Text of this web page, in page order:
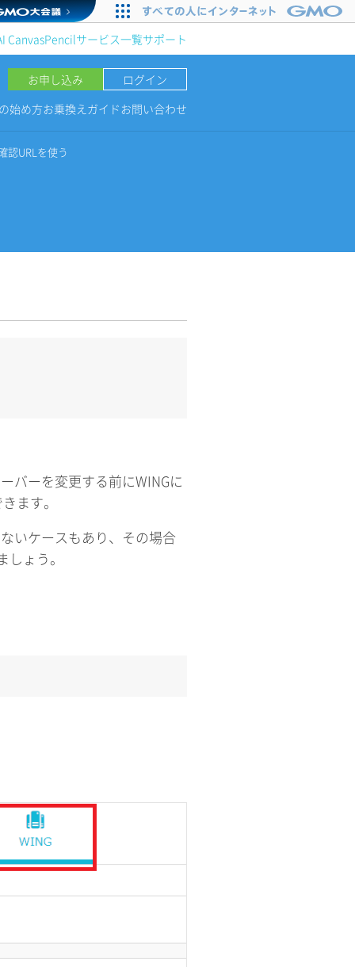
CanvasPencilサービス一覧サポート
お申し込み
ログイン
始め方お乗換えガイドお問い合わせ
認URLを使う
バーを変更する前にWINGに
ます。
いケースもあり、その場合
ょう。